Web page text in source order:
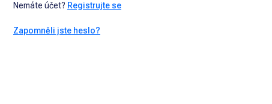
Nemáte účet? Registrujte se
Zapomněli jste heslo?